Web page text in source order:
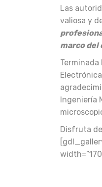
Las
valiosa y
marco
Ingeniería
Disfruta